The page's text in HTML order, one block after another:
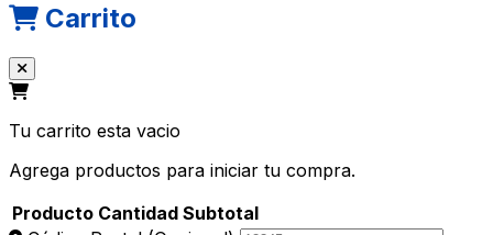
Carrito
Tu carrito esta vacio
Agrega productos para iniciar tu compra.
Producto Cantidad Subtotal